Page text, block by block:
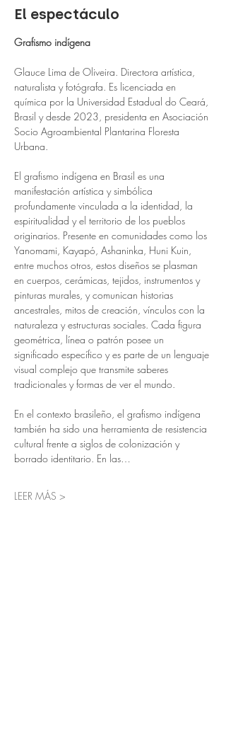
El espectáculo
Grafismo indígena
Glauce Lima de Oliveira. Directora artística,
naturalista y fotógrafa. Es licenciada en
química por la Universidad Estadual do Ceará,
Brasil y desde 2023, presidenta en Asociación
Socio Agroambiental Plantarina Floresta
Urbana.
El grafismo indígena en Brasil es una
manifestación artística y simbólica
profundamente vinculada a la identidad, la
espiritualidad y el territorio de los pueblos
originarios. Presente en comunidades como los
Yanomami, Kayapó, Ashaninka, Huni Kuin,
entre muchos otros, estos diseños se plasman
en cuerpos, cerámicas, tejidos, instrumentos y
pinturas murales, y comunican historias
ancestrales, mitos de creación, vínculos con la
naturaleza y estructuras sociales. Cada figura
geométrica, línea o patrón posee un
significado específico y es parte de un lenguaje
visual complejo que transmite saberes
tradicionales y formas de ver el mundo.
En el contexto brasileño, el grafismo indígena
también ha sido una herramienta de resistencia
cultural frente a siglos de colonización y
borrado identitario. En las…
LEER MÁS >